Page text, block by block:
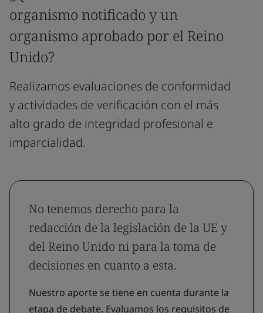
organismo notificado y un
organismo aprobado por el Reino
Unido?
Realizamos evaluaciones de conformidad
y actividades de verificación con el más
alto grado de integridad profesional e
imparcialidad.
No tenemos derecho para la
redacción de la legislación de la UE y
del Reino Unido ni para la toma de
decisiones en cuanto a esta.
Nuestro aporte se tiene en cuenta durante la
etapa de debate. Evaluamos los requisitos de